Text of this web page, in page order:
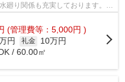
(管理費等：5,000円 )
円 礼金
10万円
/ 60.00㎡